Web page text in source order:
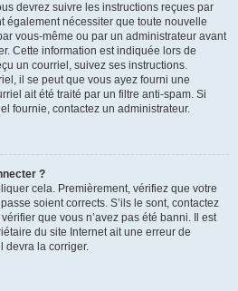
devrez suivre les instructions reçues par
également nécessiter que toute nouvelle
vous-même ou par un administrateur avant
Cette information est indiquée lors de
un courriel, suivez ses instructions.
il se peut que vous ayez fourni une
ait été traité par un filtre anti-spam. Si
fournie, contactez un administrateur.
?
cela. Premièrement, vérifiez que votre
soient corrects. S’ils le sont, contactez
que vous n’avez pas été banni. Il est
du site Internet ait une erreur de
devra la corriger.